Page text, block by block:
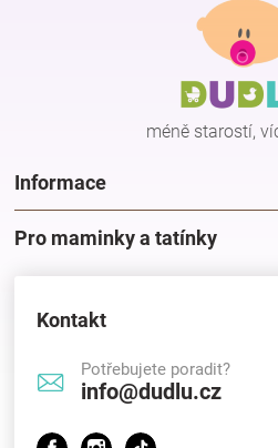
d
a
c
í
p
r
méně starostí,
Informace
Pro maminky a tatínky
Kontakt
Potřebujete poradit?
info@dudlu.cz